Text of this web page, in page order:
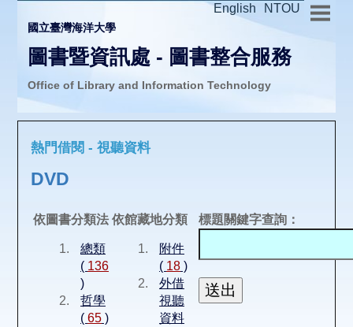
NTOU
English
國立臺灣海洋大學
圖書暨資訊處 - 圖書整合服務
Office of Library and Information Technology
推廣活動
圖書互借
線上報名
申請表單
熱門借閱 - 視聽資料
DVD
依圖書分類法
總類
( 136
)
哲學
( 65)
依館藏地分類
附件
( 18)
外借
視聽
資料
標題關鍵字查詢：